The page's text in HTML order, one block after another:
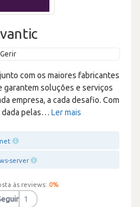
Gerir
com os maiores fabricantes
soluções e serviços
empresa, a cada desafio. Com
pelas… Ler mais
.net
server
às reviews: 0%
1